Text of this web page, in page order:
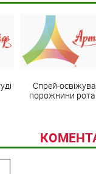
Спрей-
порожнини